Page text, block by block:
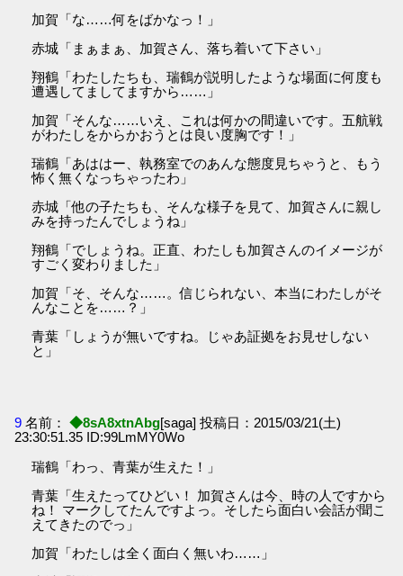
加賀「な……何をばかなっ！」
赤城「まぁまぁ、加賀さん、落ち着いて下さい」
翔鶴「わたしたちも、瑞鶴が説明したような場面に何度も
遭遇してましてますから……」
加賀「そんな……いえ、これは何かの間違いです。五航戦
がわたしをからかおうとは良い度胸です！」
瑞鶴「あははー、執務室でのあんな態度見ちゃうと、もう
怖く無くなっちゃったわ」
赤城「他の子たちも、そんな様子を見て、加賀さんに親し
みを持ったんでしょうね」
翔鶴「でしょうね。正直、わたしも加賀さんのイメージが
すごく変わりました」
加賀「そ、そんな……。信じられない、本当にわたしがそ
んなことを……？」
青葉「しょうが無いですね。じゃあ証拠をお見せしない
と」
9 名前： ◆8sA8xtnAbg[saga] 投稿日：2015/03/21(土)
23:30:51.35 ID:99LmMY0Wo
瑞鶴「わっ、青葉が生えた！」
青葉「生えたってひどい！ 加賀さんは今、時の人ですから
ね！ マークしてたんですよっ。そしたら面白い会話が聞こ
えてきたのでっ」
加賀「わたしは全く面白く無いわ……」